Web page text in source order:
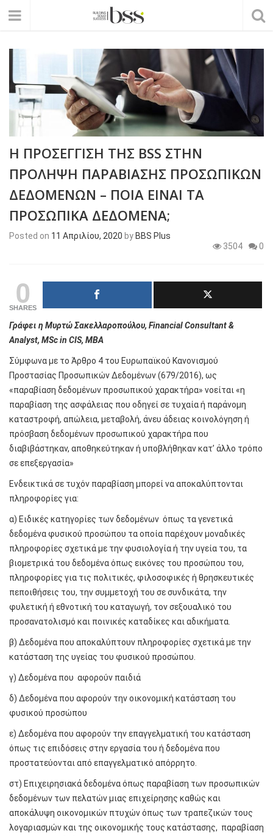
Η ΠΡΟΣΕΓΓΙΣΗ ΤΗΣ BSS ΣΤΗΝ
ΠΡΟΛΗΨΗ ΠΑΡΑΒΙΑΣΗΣ ΠΡΟΣΩΠΙΚΩΝ
ΔΕΔΟΜΕΝΩΝ – ΠΟΙΑ ΕΙΝΑΙ ΤΑ
ΠΡΟΣΩΠΙΚΑ ΔΕΔΟΜΕΝΑ;
Posted on 11 Απριλίου, 2020 by BBS Plus
3504
0
0
SHARES
Γράφει η ΜυρτώΣακελλαροπούλου, Financial Consultant &
Analyst, MSc in CIS, MBA
Σύμφωνα με το Άρθρο 4 του Ευρωπαϊκού Κανονισμού
Προστασίας Προσωπικών Δεδομένων (679/2016), ως
«παραβίαση δεδομένων προσωπικού χαρακτήρα» νοείται «η
παραβίαση της ασφάλειας που οδηγεί σε τυχαία ή παράνομη
καταστροφή, απώλεια, μεταβολή, άνευ άδειας κοινολόγηση ή
πρόσβαση δεδομένων προσωπικού χαρακτήρα που
διαβιβάστηκαν, αποθηκεύτηκαν ή υποβλήθηκαν κατ’ άλλο τρόπο
σε επεξεργασία»
Ενδεικτικά σε τυχόν παραβίαση μπορεί να αποκαλύπτονται
πληροφορίες για:
α) Ειδικές κατηγορίες των δεδομένων όπως τα γενετικά
δεδομένα φυσικού προσώπου τα οποία παρέχουν μοναδικές
πληροφορίες σχετικά με την φυσιολογία ή την υγεία του, τα
βιομετρικά του δεδομένα όπως εικόνες του προσώπου του,
πληροφορίες για τις πολιτικές, φιλοσοφικές ή θρησκευτικές
πεποιθήσεις του, την συμμετοχή του σε συνδικάτα, την
φυλετική ή εθνοτική του καταγωγή, τον σεξουαλικό του
προσανατολισμό και ποινικές καταδίκες και αδικήματα.
β) Δεδομένα που αποκαλύπτουν πληροφορίες σχετικά με την
κατάσταση της υγείας του φυσικού προσώπου.
γ) Δεδομένα που αφορούν παιδιά
δ) Δεδομένα που αφορούν την οικονομική κατάσταση του
φυσικού προσώπου
ε) Δεδομένα που αφορούν την επαγγελματική του κατάσταση
όπως τις επιδόσεις στην εργασία του ή δεδομένα που
προστατεύονται από επαγγελματικό απόρρητο.
στ) Επιχειρησιακά δεδομένα όπως παραβίαση των προσωπικών
δεδομένων των πελατών μιας επιχείρησης καθώς και
αποκάλυψη οικονομικών πτυχών όπως των τραπεζικών τους
λογαριασμών και της οικονομικής τους κατάστασης, παραβίαση